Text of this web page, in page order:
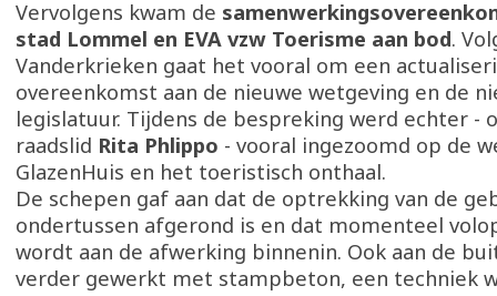
Vervolgens kwam de
stad Lommel en EVA vzw Toerisme aan bod.
Vanderkrieken gaat het vooral om een
overeenkomst aan de nieuwe wetgeving en de
legislatuur. Tijdens de bespreking werd echter -
raadslid Rita Phlippo - vooral ingezoomd op de
GlazenHuis en het toeristisch onthaal.
De schepen gaf aan dat de optrekking van de
ondertussen afgerond is en dat momenteel
wordt aan de afwerking binnenin. Ook aan de
verder gewerkt met stampbeton, een techniek